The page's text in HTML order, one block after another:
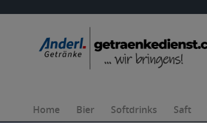
Home Bier Softdrinks Saft